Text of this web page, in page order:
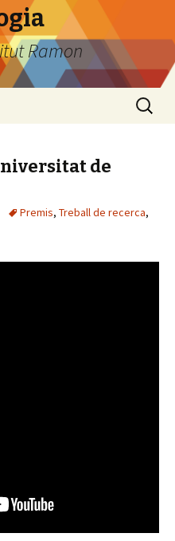
Ramon
Cerca:
de
Premis, Treball de recerca,